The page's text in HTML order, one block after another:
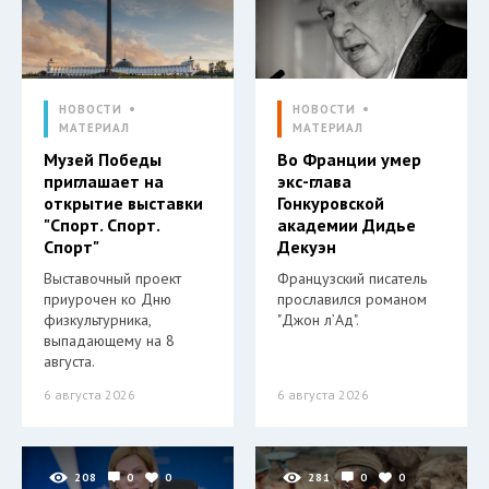
НОВОСТИ
МАТЕРИАЛ
Музей Победы
приглашает на
открытие выставки
"Спорт. Спорт.
Спорт"
Выставочный проект
приурочен ко Дню
физкультурника,
выпадающему на 8
августа.
6 августа 2026
НОВОСТИ
МАТЕРИАЛ
Во Франции умер
экс-глава
Гонкуровской
академии Дидье
Декуэн
Французский писатель
прославился романом
"Джон л’Ад".
6 августа 2026
208 0 0 281 0 0